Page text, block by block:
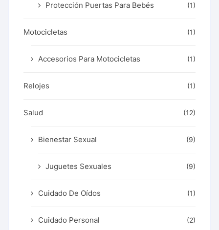
Protección Puertas Para Bebés (1)
Motocicletas (1)
Accesorios Para Motocicletas (1)
Relojes (1)
Salud (12)
Bienestar Sexual (9)
Juguetes Sexuales (9)
Cuidado De Oídos (1)
Cuidado Personal (2)